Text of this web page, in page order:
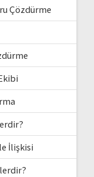
Çözdürme
İlişkisi